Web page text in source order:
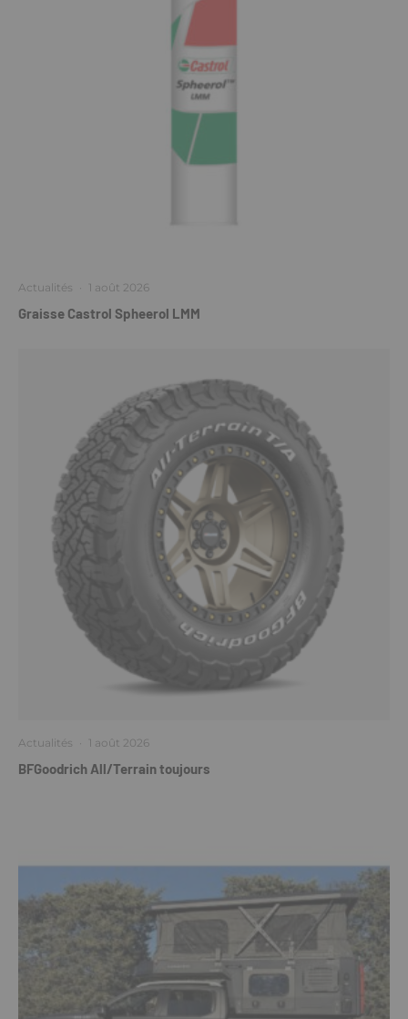
Actualités · 1 août 2026
Graisse Castrol Spheerol LMM
Actualités · 1 août 2026
BFGoodrich All/Terrain toujours